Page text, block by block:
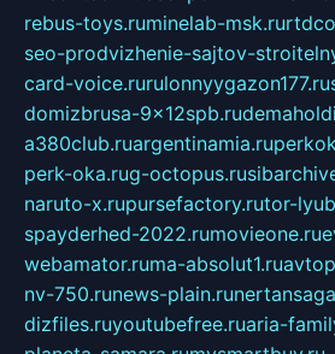
rebus-toys.ruminelab-msk.ru
seo-prodvizhenie-sajtov-
card-voice.rurulonnyygazon177.ru
domizbrusa-9x12spb.ru
a380club.ruargentinamia.ru
perk-oka.rug-octopus.ru
naruto-x.rupursefactory.rutor-
spayderhed-2022.rumovieone.ru
webamator.ruma-absolut1.ru
nv-750.runews-plain.ru
dizfiles.ruyoutubefree.ruaria-